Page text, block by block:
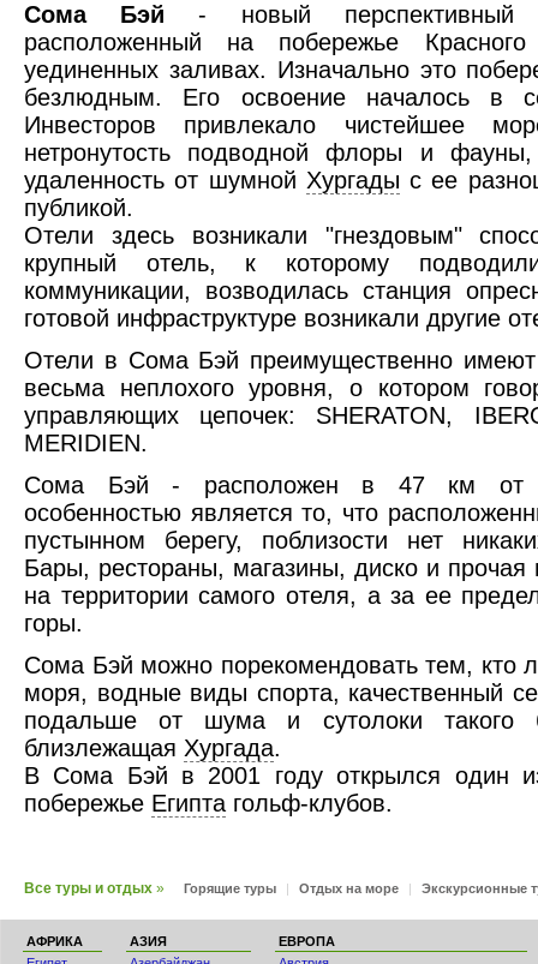
Сома Бэй - новый перспективный
расположенный на побережье
уединенных заливах. Изначально это
безлюдным. Его освоение началось в
Инвесторов привлекало чистейшее
нетронутость подводной флоры и
удаленность от шумной Хургады с ее
публикой.
Отели здесь возникали "гнездовым"
крупный отель, к которому
коммуникации, возводилась станция
готовой инфраструктуре возникали другие
Отели в Сома Бэй преимущественно
весьма неплохого уровня, о котором
управляющих цепочек: SHERATON,
MERIDIEN.
Сома Бэй - расположен в 47 км
особенностью является то, что
пустынном берегу, поблизости нет
Бары, рестораны, магазины, диско и прочая
на территории самого отеля, а за ее
горы.
Сома Бэй можно порекомендовать тем, кто
моря, водные виды спорта, качественный
подальше от шума и сутолоки такого
близлежащая Хургада.
В Сома Бэй в 2001 году открылся один
побережье Египта гольф-клубов.
Все туры и отдых » Горящие туры | Отдых на море | Экскурсионные
АФРИКА
АЗИЯ
ЕВРОПА